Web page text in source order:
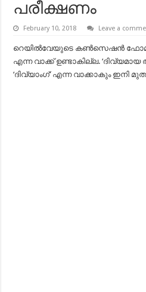
പരീക്ഷണം
February 10, 2018 Leave a
റെയില്‍വേയുടെ കണ്‍സെഷന്‍
എന്ന വാക്ക് ഉണ്ടാകില്ല.
‘ദിവ്യാംഗ്’ എന്ന വാക്കാകും ഇനി